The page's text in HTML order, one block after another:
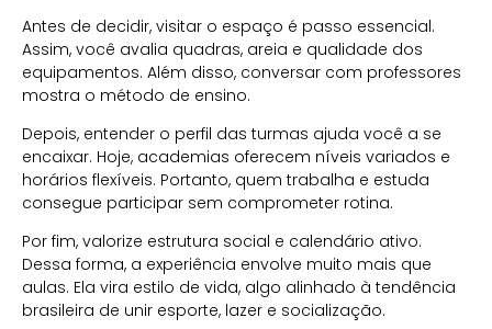
Antes de decidir, visitar o espaço é passo essencial.
Assim, você avalia quadras, areia e qualidade dos
equipamentos. Além disso, conversar com professores
mostra o método de ensino.
Depois, entender o perfil das turmas ajuda você a se
encaixar. Hoje, academias oferecem níveis variados e
horários flexíveis. Portanto, quem trabalha e estuda
consegue participar sem comprometer rotina.
Por fim, valorize estrutura social e calendário ativo.
Dessa forma, a experiência envolve muito mais que
aulas. Ela vira estilo de vida, algo alinhado à tendência
brasileira de unir esporte, lazer e socialização.